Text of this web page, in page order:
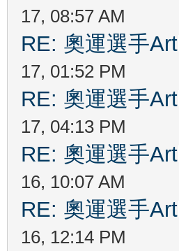
17, 08:57 AM
RE: 奧運選手
17, 01:52 PM
RE: 奧運選手
17, 04:13 PM
RE: 奧運選手
16, 10:07 AM
RE: 奧運選手
16, 12:14 PM